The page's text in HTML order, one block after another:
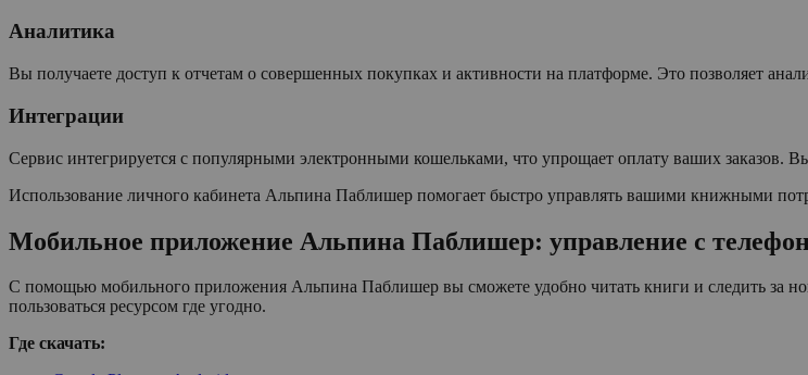
Аналитика
Вы получаете доступ к отчетам о совершенных покупках и активности на платформе. Это позволяет
Интеграции
Сервис интегрируется с популярными электронными кошельками, что упрощает оплату ваших заказов.
Использование личного кабинета Альпина Паблишер помогает быстро управлять вашими книжными
Мобильное приложение Альпина Паблишер: управление с
С помощью мобильного приложения Альпина Паблишер вы сможете удобно читать книги и следить за
пользоваться ресурсом где угодно.
Где скачать: